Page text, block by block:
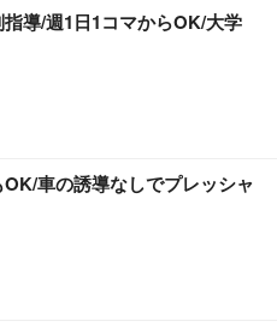
導/週1日1コマからOK/大学
車の誘導なしでプレッシャ